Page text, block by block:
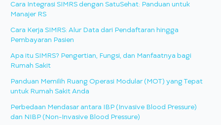
Cara Integrasi SIMRS dengan SatuSehat: Panduan untuk
Manajer RS
Cara Kerja SIMRS: Alur Data dari Pendaftaran hingga
Pembayaran Pasien
Apa itu SIMRS? Pengertian, Fungsi, dan Manfaatnya bagi
Rumah Sakit
Panduan Memilih Ruang Operasi Modular (MOT) yang Tepat
untuk Rumah Sakit Anda
Perbedaan Mendasar antara IBP (Invasive Blood Pressure)
dan NIBP (Non-Invasive Blood Pressure)